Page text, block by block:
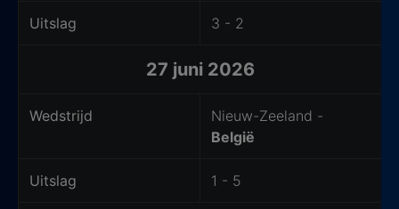
Uitslag 3 - 2
27 juni 2026
Wedstrijd
Nieuw-Zeeland -
België
Uitslag 1 - 5